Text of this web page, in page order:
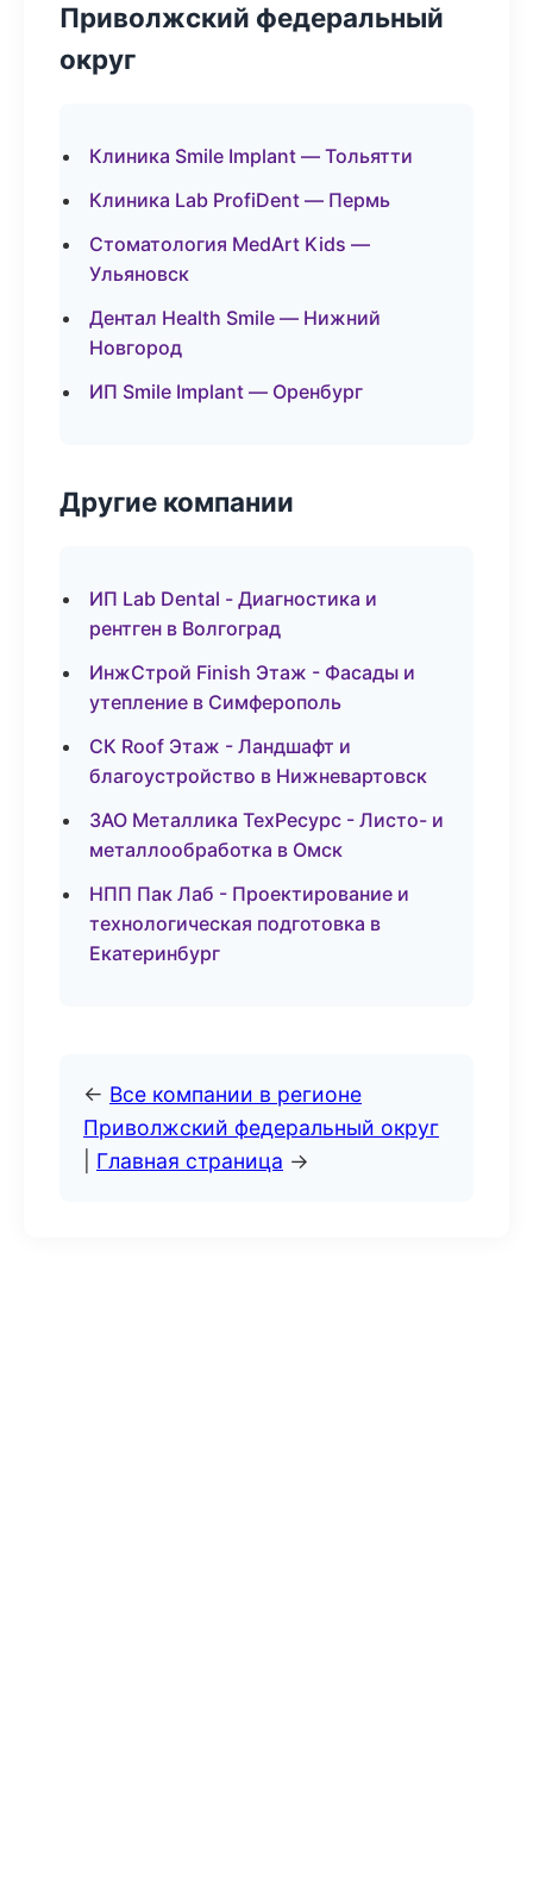
Приволжский федеральный
округ
Клиника Smile Implant — Тольятти
Клиника Lab ProfiDent — Пермь
Стоматология MedArt Kids —
Ульяновск
Дентал Health Smile — Нижний
Новгород
ИП Smile Implant — Оренбург
Другие компании
ИП Lab Dental - Диагностика и
рентген в Волгоград
ИнжСтрой Finish Этаж - Фасады и
утепление в Симферополь
СК Roof Этаж - Ландшафт и
благоустройство в Нижневартовск
ЗАО Металлика ТехРесурс - Листо- и
металлообработка в Омск
НПП Пак Лаб - Проектирование и
технологическая подготовка в
Екатеринбург
← Все компании в регионе
Приволжский федеральный округ
Главная страница →